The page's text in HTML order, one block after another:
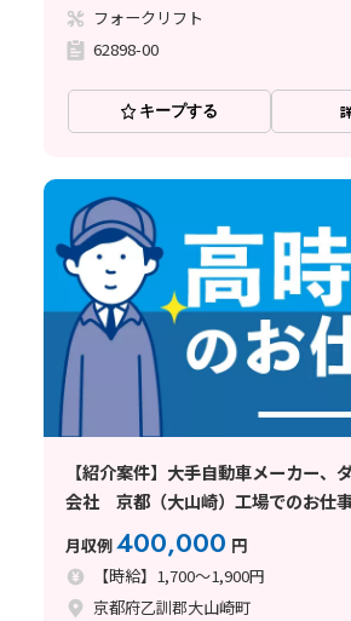
フォークリフト
62898-00
キープする
【紹介案件】大手自動車メーカー、
会社 京都（大山崎）工場でのお仕
月収例400,000 円
【時給】1,700～1,900円
京都府乙訓郡大山崎町